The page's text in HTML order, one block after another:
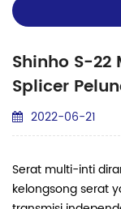
Shinho S-
Splicer
2022-06-21
Serat multi-inti
kelongsong serat